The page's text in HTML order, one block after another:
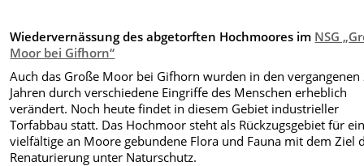
Wiedervernässung des abgetorften Hochmoores im NSG
Moor bei Gifhorn“
Auch das Große Moor bei Gifhorn wurden in den vergangenen
Jahren durch verschiedene Eingriffe des Menschen erheblich
verändert. Noch heute findet in diesem Gebiet industrieller
Torfabbau statt. Das Hochmoor steht als Rückzugsgebiet für
vielfältige an Moore gebundene Flora und Fauna mit dem Ziel
Renaturierung unter Naturschutz.